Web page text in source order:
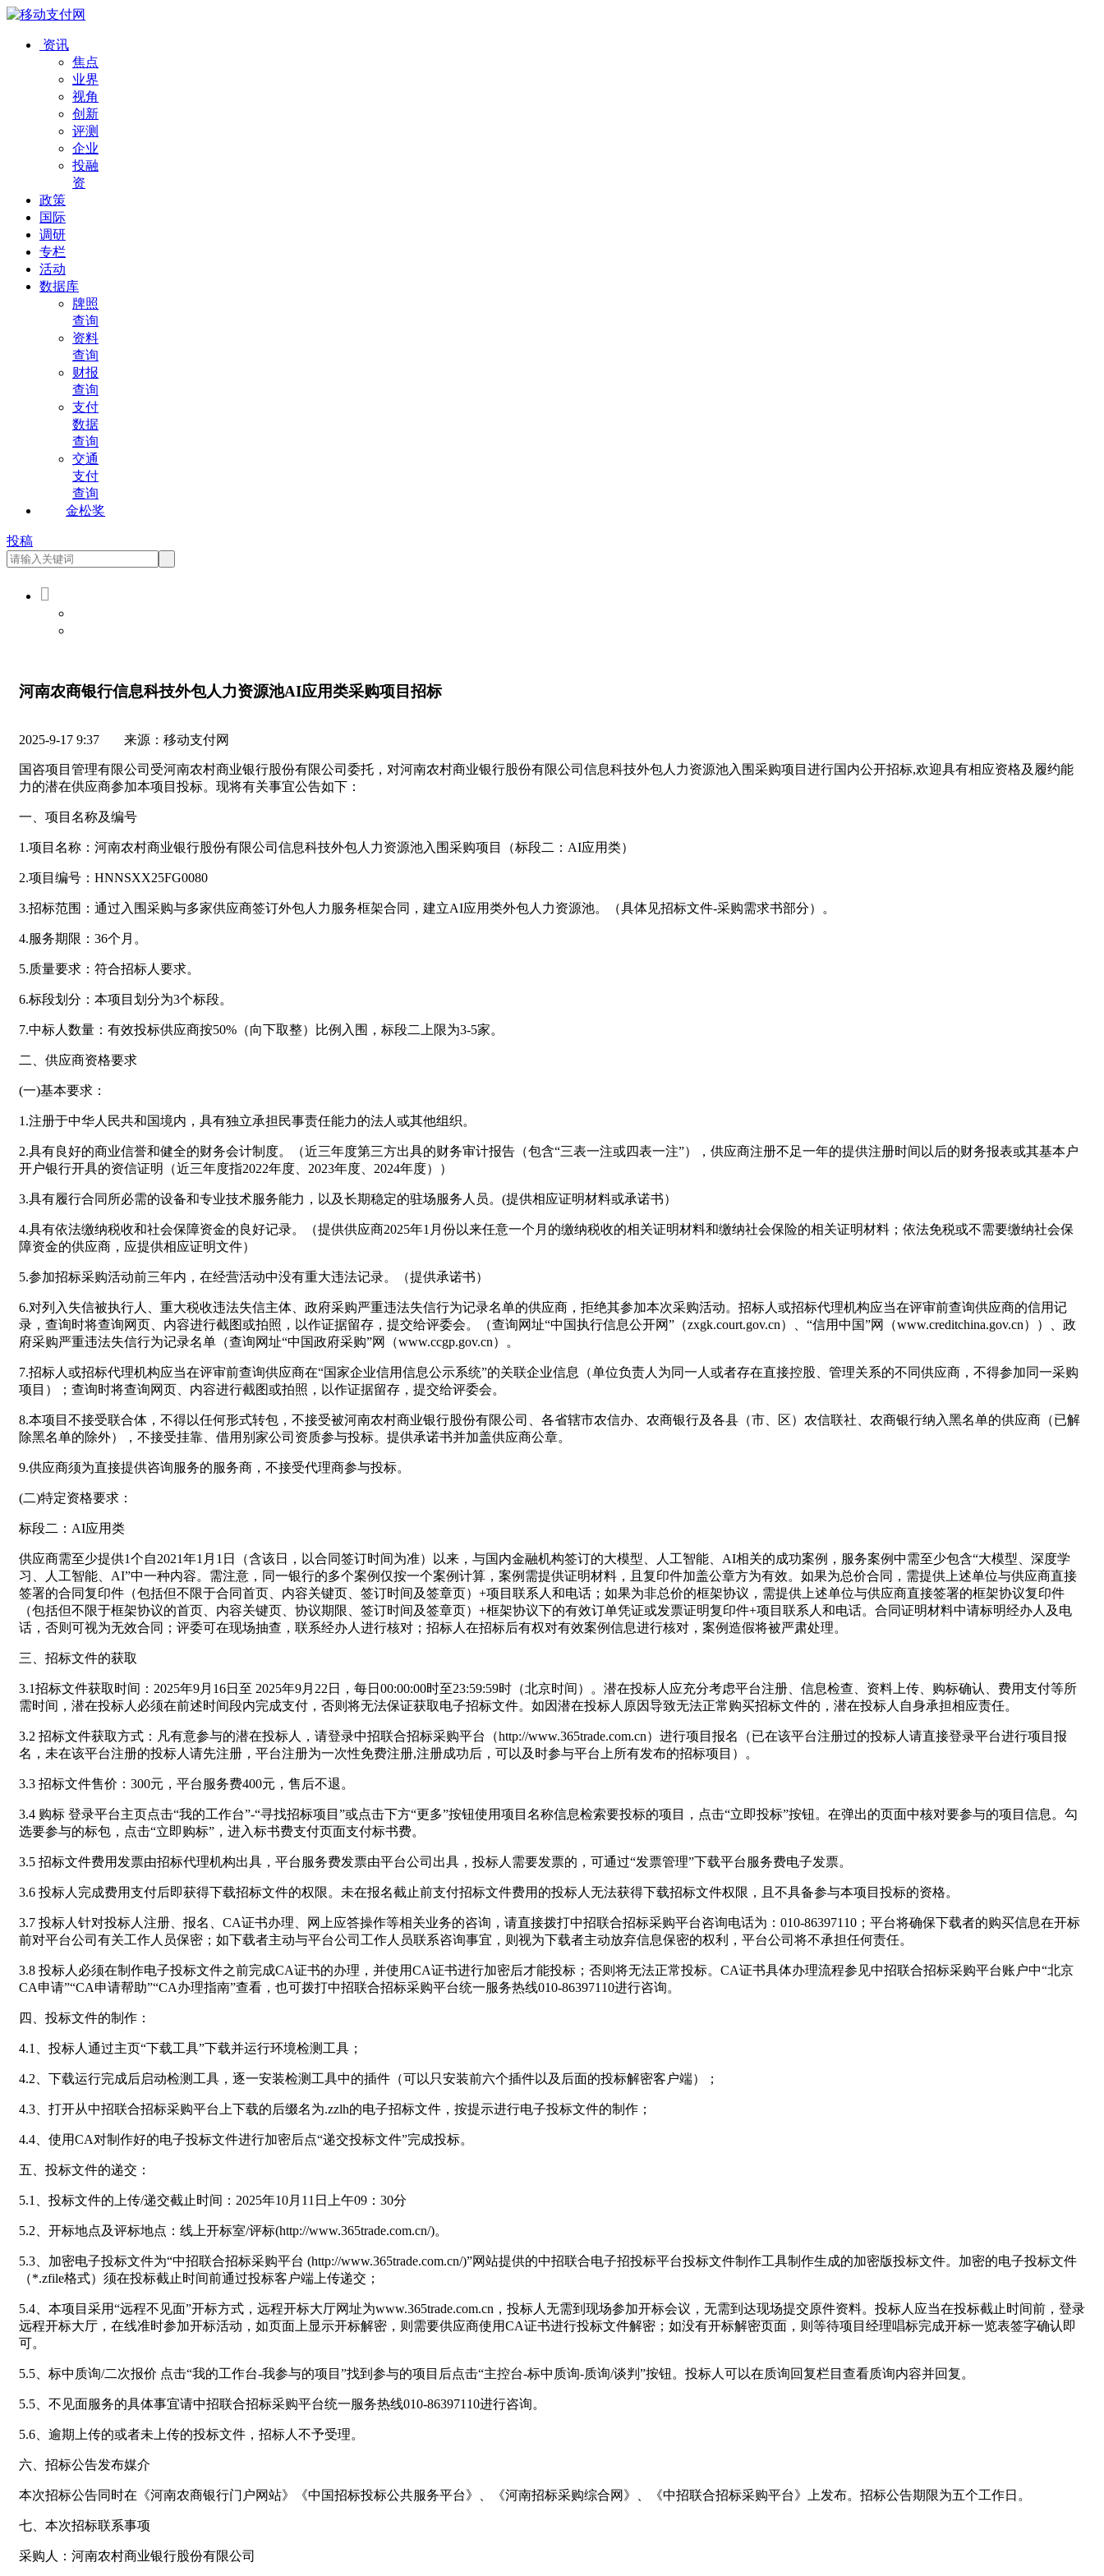
资讯
焦点
业界
视角
创新
评测
企业
投融
资
政策
国际
调研
专栏
活动
数据库
牌照
查询
资料
查询
财报
查询
支付
数据
查询
交通
支付
查询
金松奖
投稿

河南农商银行信息科技外包人力资源池AI应用类采购项目招标
2025-9-17 9:37 来源：移动支付网
国咨项目管理有限公司受河南农村商业银行股份有限公司委托，对河南农村商业银行股份有限公司信息科技外包人力资源池入围采购项目进行国内公开招标,欢迎具有相应资格及履约能
力的潜在供应商参加本项目投标。现将有关事宜公告如下：
一、项目名称及编号
1.项目名称：河南农村商业银行股份有限公司信息科技外包人力资源池入围采购项目（标段二：AI应用类）
2.项目编号：HNNSXX25FG0080
3.招标范围：通过入围采购与多家供应商签订外包人力服务框架合同，建立AI应用类外包人力资源池。（具体见招标文件-采购需求书部分）。
4.服务期限：36个月。
5.质量要求：符合招标人要求。
6.标段划分：本项目划分为3个标段。
7.中标人数量：有效投标供应商按50%（向下取整）比例入围，标段二上限为3-5家。
二、供应商资格要求
(一)基本要求：
1.注册于中华人民共和国境内，具有独立承担民事责任能力的法人或其他组织。
2.具有良好的商业信誉和健全的财务会计制度。（近三年度第三方出具的财务审计报告（包含“三表一注或四表一注”），供应商注册不足一年的提供注册时间以后的财务报表或其基本户
开户银行开具的资信证明（近三年度指2022年度、2023年度、2024年度））
3.具有履行合同所必需的设备和专业技术服务能力，以及长期稳定的驻场服务人员。(提供相应证明材料或承诺书）
4.具有依法缴纳税收和社会保障资金的良好记录。（提供供应商2025年1月份以来任意一个月的缴纳税收的相关证明材料和缴纳社会保险的相关证明材料；依法免税或不需要缴纳社会保
障资金的供应商，应提供相应证明文件）
5.参加招标采购活动前三年内，在经营活动中没有重大违法记录。（提供承诺书）
6.对列入失信被执行人、重大税收违法失信主体、政府采购严重违法失信行为记录名单的供应商，拒绝其参加本次采购活动。招标人或招标代理机构应当在评审前查询供应商的信用记
录，查询时将查询网页、内容进行截图或拍照，以作证据留存，提交给评委会。（查询网址“中国执行信息公开网”（zxgk.court.gov.cn）、“信用中国”网（www.creditchina.gov.cn））、政
府采购严重违法失信行为记录名单（查询网址“中国政府采购”网（www.ccgp.gov.cn）。
7.招标人或招标代理机构应当在评审前查询供应商在“国家企业信用信息公示系统”的关联企业信息（单位负责人为同一人或者存在直接控股、管理关系的不同供应商，不得参加同一采购
项目）；查询时将查询网页、内容进行截图或拍照，以作证据留存，提交给评委会。
8.本项目不接受联合体，不得以任何形式转包，不接受被河南农村商业银行股份有限公司、各省辖市农信办、农商银行及各县（市、区）农信联社、农商银行纳入黑名单的供应商（已解
除黑名单的除外），不接受挂靠、借用别家公司资质参与投标。提供承诺书并加盖供应商公章。
9.供应商须为直接提供咨询服务的服务商，不接受代理商参与投标。
(二)特定资格要求：
标段二：AI应用类
供应商需至少提供1个自2021年1月1日（含该日，以合同签订时间为准）以来，与国内金融机构签订的大模型、人工智能、AI相关的成功案例，服务案例中需至少包含“大模型、深度学
习、人工智能、AI”中一种内容。需注意，同一银行的多个案例仅按一个案例计算，案例需提供证明材料，且复印件加盖公章方为有效。如果为总价合同，需提供上述单位与供应商直接
签署的合同复印件（包括但不限于合同首页、内容关键页、签订时间及签章页）+项目联系人和电话；如果为非总价的框架协议，需提供上述单位与供应商直接签署的框架协议复印件
（包括但不限于框架协议的首页、内容关键页、协议期限、签订时间及签章页）+框架协议下的有效订单凭证或发票证明复印件+项目联系人和电话。合同证明材料中请标明经办人及电
话，否则可视为无效合同；评委可在现场抽查，联系经办人进行核对；招标人在招标后有权对有效案例信息进行核对，案例造假将被严肃处理。
三、招标文件的获取
3.1招标文件获取时间：2025年9月16日至 2025年9月22日，每日00:00:00时至23:59:59时（北京时间）。潜在投标人应充分考虑平台注册、信息检查、资料上传、购标确认、费用支付等所
需时间，潜在投标人必须在前述时间段内完成支付，否则将无法保证获取电子招标文件。如因潜在投标人原因导致无法正常购买招标文件的，潜在投标人自身承担相应责任。
3.2 招标文件获取方式：凡有意参与的潜在投标人，请登录中招联合招标采购平台（http://www.365trade.com.cn）进行项目报名（已在该平台注册过的投标人请直接登录平台进行项目报
名，未在该平台注册的投标人请先注册，平台注册为一次性免费注册,注册成功后，可以及时参与平台上所有发布的招标项目）。
3.3 招标文件售价：300元，平台服务费400元，售后不退。
3.4 购标 登录平台主页点击“我的工作台”-“寻找招标项目”或点击下方“更多”按钮使用项目名称信息检索要投标的项目，点击“立即投标”按钮。在弹出的页面中核对要参与的项目信息。勾
选要参与的标包，点击“立即购标”，进入标书费支付页面支付标书费。
3.5 招标文件费用发票由招标代理机构出具，平台服务费发票由平台公司出具，投标人需要发票的，可通过“发票管理”下载平台服务费电子发票。
3.6 投标人完成费用支付后即获得下载招标文件的权限。未在报名截止前支付招标文件费用的投标人无法获得下载招标文件权限，且不具备参与本项目投标的资格。
3.7 投标人针对投标人注册、报名、CA证书办理、网上应答操作等相关业务的咨询，请直接拨打中招联合招标采购平台咨询电话为：010-86397110；平台将确保下载者的购买信息在开标
前对平台公司有关工作人员保密；如下载者主动与平台公司工作人员联系咨询事宜，则视为下载者主动放弃信息保密的权利，平台公司将不承担任何责任。
3.8 投标人必须在制作电子投标文件之前完成CA证书的办理，并使用CA证书进行加密后才能投标；否则将无法正常投标。CA证书具体办理流程参见中招联合招标采购平台账户中“北京
CA申请”“CA申请帮助”“CA办理指南”查看，也可拨打中招联合招标采购平台统一服务热线010-86397110进行咨询。
四、投标文件的制作：
4.1、投标人通过主页“下载工具”下载并运行环境检测工具；
4.2、下载运行完成后启动检测工具，逐一安装检测工具中的插件（可以只安装前六个插件以及后面的投标解密客户端）；
4.3、打开从中招联合招标采购平台上下载的后缀名为.zzlh的电子招标文件，按提示进行电子投标文件的制作；
4.4、使用CA对制作好的电子投标文件进行加密后点“递交投标文件”完成投标。
五、投标文件的递交：
5.1、投标文件的上传/递交截止时间：2025年10月11日上午09：30分
5.2、开标地点及评标地点：线上开标室/评标(http://www.365trade.com.cn/)。
5.3、加密电子投标文件为“中招联合招标采购平台 (http://www.365trade.com.cn/)”网站提供的中招联合电子招投标平台投标文件制作工具制作生成的加密版投标文件。加密的电子投标文件
（*.zfile格式）须在投标截止时间前通过投标客户端上传递交；
5.4、本项目采用“远程不见面”开标方式，远程开标大厅网址为www.365trade.com.cn，投标人无需到现场参加开标会议，无需到达现场提交原件资料。投标人应当在投标截止时间前，登录
远程开标大厅，在线准时参加开标活动，如页面上显示开标解密，则需要供应商使用CA证书进行投标文件解密；如没有开标解密页面，则等待项目经理唱标完成开标一览表签字确认即
可。
5.5、标中质询/二次报价 点击“我的工作台-我参与的项目”找到参与的项目后点击“主控台-标中质询-质询/谈判”按钮。投标人可以在质询回复栏目查看质询内容并回复。
5.5、不见面服务的具体事宜请中招联合招标采购平台统一服务热线010-86397110进行咨询。
5.6、逾期上传的或者未上传的投标文件，招标人不予受理。
六、招标公告发布媒介
本次招标公告同时在《河南农商银行门户网站》《中国招标投标公共服务平台》、《河南招标采购综合网》、《中招联合招标采购平台》上发布。招标公告期限为五个工作日。
七、本次招标联系事项
采购人：河南农村商业银行股份有限公司